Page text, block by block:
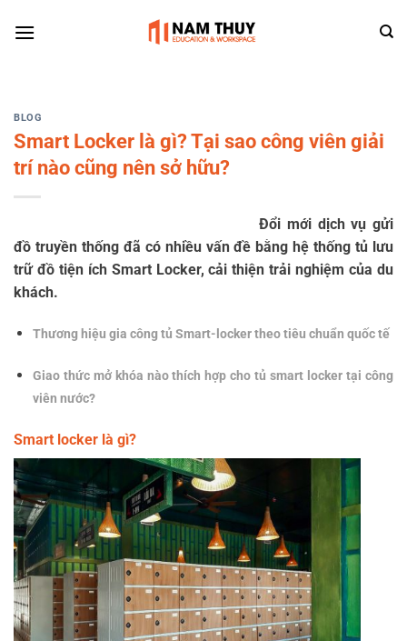
BLOG
Smart Locker là gì? Tại sao công viên giải
trí nào cũng nên sở hữu?
Đổi mới dịch vụ gửi
đồ truyền thống đã có nhiều vấn đề bằng hệ thống tủ lưu
trữ đồ tiện ích Smart Locker, cải thiện trải nghiệm của du
khách.
Thương hiệu gia công tủ Smart-locker theo tiêu chuẩn quốc tế
Giao thức mở khóa nào thích hợp cho tủ smart locker tại công
viên nước?
Smart locker là gì?